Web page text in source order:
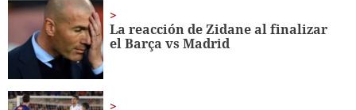
15
seconds
La reacción de Zidane al finalizar
el Barça vs Madrid